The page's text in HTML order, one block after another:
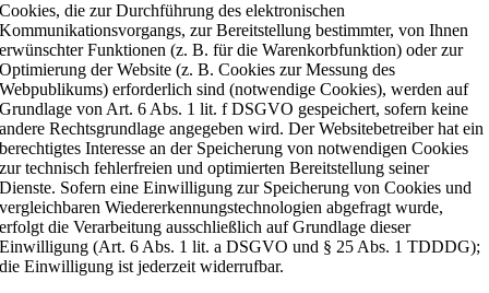
Cookies, die zur Durchführung des elektronischen
Kommunikationsvorgangs, zur Bereitstellung bestimmter, von Ihnen
erwünschter Funktionen (z. B. für die Warenkorbfunktion) oder zur
Optimierung der Website (z. B. Cookies zur Messung des
Webpublikums) erforderlich sind (notwendige Cookies), werden auf
Grundlage von Art. 6 Abs. 1 lit. f DSGVO gespeichert, sofern keine
andere Rechtsgrundlage angegeben wird. Der Websitebetreiber hat ein
berechtigtes Interesse an der Speicherung von notwendigen Cookies
zur technisch fehlerfreien und optimierten Bereitstellung seiner
Dienste. Sofern eine Einwilligung zur Speicherung von Cookies und
vergleichbaren Wiedererkennungstechnologien abgefragt wurde,
erfolgt die Verarbeitung ausschließlich auf Grundlage dieser
Einwilligung (Art. 6 Abs. 1 lit. a DSGVO und § 25 Abs. 1 TDDDG);
die Einwilligung ist jederzeit widerrufbar.